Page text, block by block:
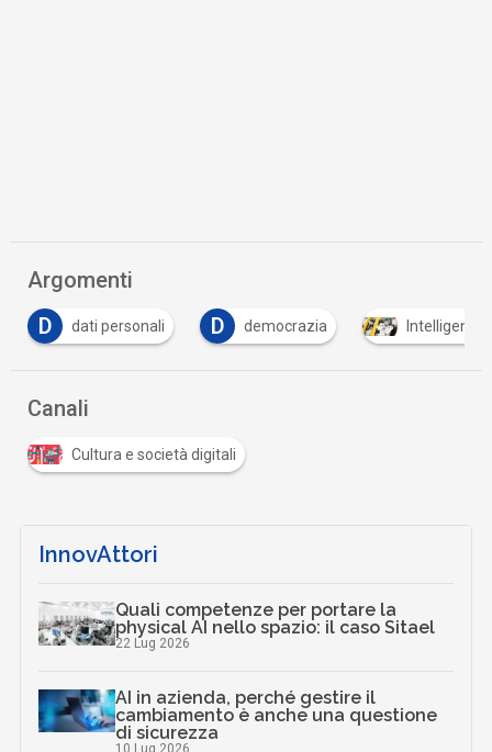
Argomenti
personali D democrazia Intelligenza Artificiale
Canali
Cultura e società digitali
InnovAttori
Quali competenze per portare la
physical AI nello spazio: il caso Sitael
22 Lug 2026
AI in azienda, perché gestire il
cambiamento è anche una questione
di sicurezza
10 Lug 2026